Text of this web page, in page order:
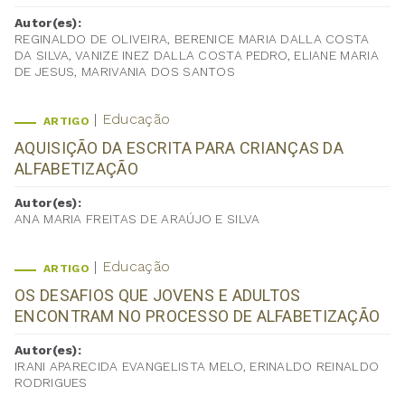
Autor(es):
REGINALDO DE OLIVEIRA, BERENICE MARIA DALLA COSTA
DA SILVA, VANIZE INEZ DALLA COSTA PEDRO, ELIANE MARIA
DE JESUS, MARIVANIA DOS SANTOS
ARTIGO Educação
AQUISIÇÃO DA ESCRITA PARA CRIANÇAS DA
ALFABETIZAÇÃO
Autor(es):
ANA MARIA FREITAS DE ARAÚJO E SILVA
ARTIGO Educação
OS DESAFIOS QUE JOVENS E ADULTOS
ENCONTRAM NO PROCESSO DE ALFABETIZAÇÃO
Autor(es):
IRANI APARECIDA EVANGELISTA MELO, ERINALDO REINALDO
RODRIGUES